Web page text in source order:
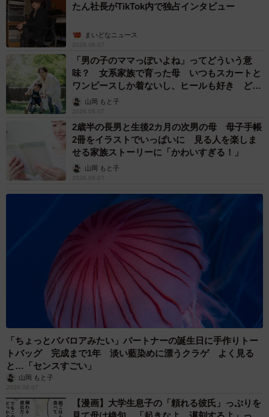
たん社長がTikTok内で独占インタビュー
まいどなニュース
2026.08.07
「男の子のママっぽいよね」ってどういう意
味？ 女系家族で育った母 いつもスカートと
ワンピースしか着ないし、ヒールも好き どの
へんが…
山岡 もと子
2026.08.07
2歳半の長男と生後2カ月の次男の母 母子手帳
2冊をイラストでいっぱいに 見る人を楽しま
せる家族ストーリーに「かわいすぎる！」
山岡 もと子
2026.08.07
「ちょっとババロアみたい」パートナーの誕生日に手作りトー
トバッグ 完成まで1年 淡い藍染めに漂うクラゲ よく見る
と…「センスすごい」
山岡 もと子
2026.08.07
【漫画】大学生息子の「頼れる彼氏」っぷりを